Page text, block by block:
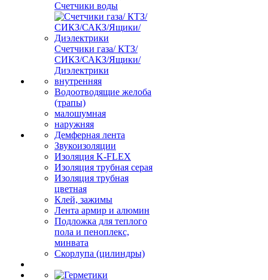
Счетчики воды
Счетчики газа/ КТЗ/
СИКЗ/САКЗ/Ящики/
Диэлектрики
внутренняя
Водоотводящие желоба
(трапы)
малошумная
наружняя
Демферная лента
Звукоизоляции
Изоляция K-FLEX
Изоляция трубная серая
Изоляция трубная
цветная
Клей, зажимы
Лента армир и алюмин
Подложка для теплого
пола и пеноплекс,
минвата
Скорлупа (цилиндры)